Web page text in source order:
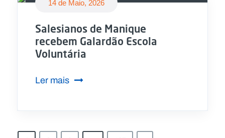
14 de Maio, 2026
Salesianos de Manique
recebem Galardão Escola
Voluntária
Ler mais